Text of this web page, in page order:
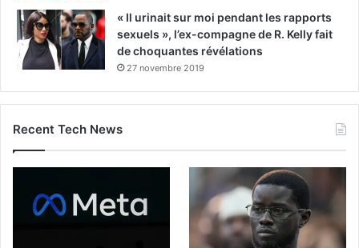
« Il urinait sur moi pendant les rapports
sexuels », l’ex-compagne de R. Kelly fait
de choquantes révélations
27 novembre 2019
Recent Tech News